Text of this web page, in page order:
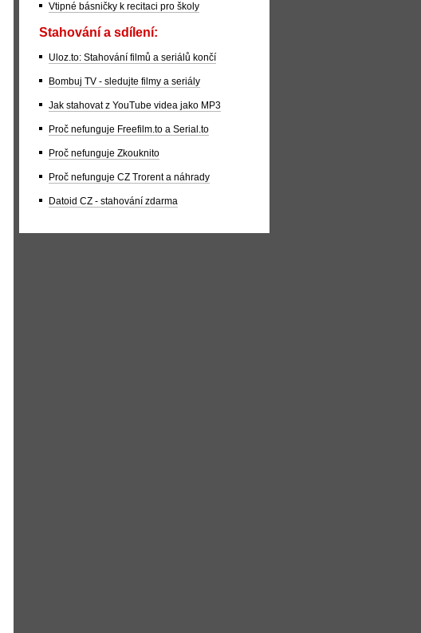
Vtipné básničky k recitaci pro školy
Stahování a sdílení:
Uloz.to: Stahování filmů a seriálů končí
Bombuj TV - sledujte filmy a seriály
Jak stahovat z YouTube videa jako MP3
Proč nefunguje Freefilm.to a Serial.to
Proč nefunguje Zkouknito
Proč nefunguje CZ Trorent a náhrady
Datoid CZ - stahování zdarma